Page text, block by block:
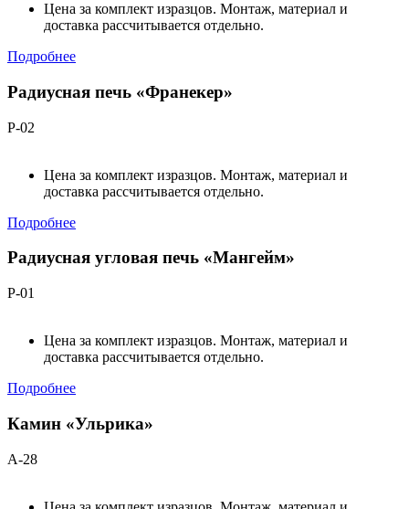
Цена за комплект изразцов. Монтаж, материал и
доставка рассчитывается отдельно.
Подробнее
Радиусная печь «Франекер»
Р-02
Цена за комплект изразцов. Монтаж, материал и
доставка рассчитывается отдельно.
Подробнее
Радиусная угловая печь «Мангейм»
Р-01
Цена за комплект изразцов. Монтаж, материал и
доставка рассчитывается отдельно.
Подробнее
Камин «Ульрика»
А-28